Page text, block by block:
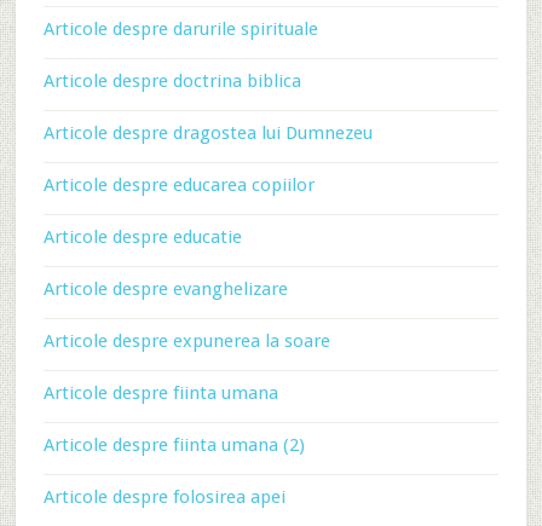
Articole despre darurile spirituale
Articole despre doctrina biblica
Articole despre dragostea lui Dumnezeu
Articole despre educarea copiilor
Articole despre educatie
Articole despre evanghelizare
Articole despre expunerea la soare
Articole despre fiinta umana
Articole despre fiinta umana (2)
Articole despre folosirea apei